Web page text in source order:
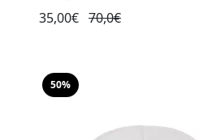
35,00€ 70,0€
50%